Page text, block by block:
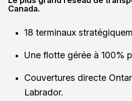
Canada.
18 terminaux
Une flotte gérée à 100%
Couvertures directe
Labrador.